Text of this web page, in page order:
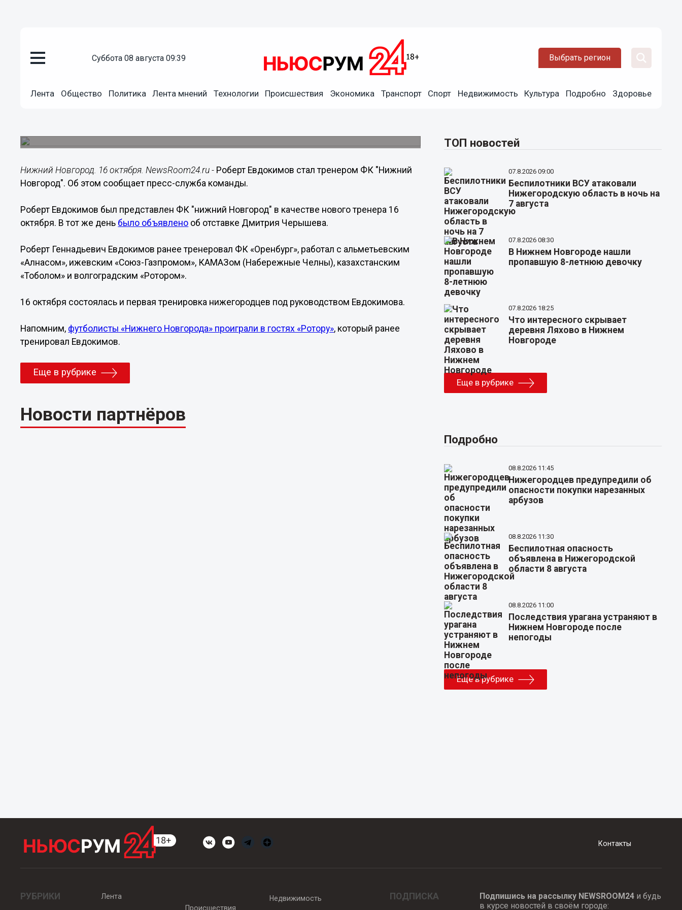
суббота 08 августа 09:39 Выбрать регион
Лента Общество Политика Лента мнений Технологии Происшествия Экономика Транспорт Спорт Недвижимость Культура Подробно Здоровье
16.10.201919:41
Нижний Новгород. 16 октября. NewsRoom24.ru - Роберт Евдокимов стал тренером ФК "Нижний
Новгород". Об этом сообщает пресс-служба команды.
Роберт Евдокимов был представлен ФК "нижний Новгород" в качестве нового тренера 16
октября. В тот же день было объявлено об отставке Дмитрия Черышева.
Роберт Геннадьевич Евдокимов ранее тренеровал ФК «Оренбург», работал с альметьевским
«Алнасом», ижевским «Союз-Газпромом», КАМАЗом (Набережные Челны), казахстанским
«Тоболом» и волгоградским «Ротором».
16 октября состоялась и первая тренировка нижегородцев под руководством Евдокимова.
Напомним, футболисты «Нижнего Новгорода» проиграли в гостях «Ротору», который ранее
тренировал Евдокимов.
Еще в рубрике
Новости партнёров
ТОП новостей
07.8.2026 09:00
Беспилотники ВСУ атаковали
Нижегородскую область в ночь на
7 августа
07.8.2026 08:30
В Нижнем Новгороде нашли
пропавшую 8-летнюю девочку
07.8.2026 18:25
Что интересного скрывает
деревня Ляхово в Нижнем
Новгороде
Еще в рубрике
Подробно
08.8.2026 11:45
Нижегородцев предупредили об
опасности покупки нарезанных
арбузов
08.8.2026 11:30
Беспилотная опасность
объявлена в Нижегородской
области 8 августа
08.8.2026 11:00
Последствия урагана устраняют в
Нижнем Новгороде после
непогоды
Еще в рубрике
Контакты
РУБРИКИ
Лента
Происшествия
Недвижимость ПОДПИСКА Подпишись на рассылку NEWSROOM24и будь
в курсе новостей в своём городе: